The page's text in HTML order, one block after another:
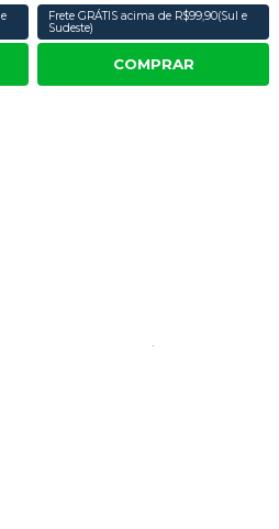
Frete GRÁTIS acima de R$99,90(Sul e
Sudeste)
COMPRAR